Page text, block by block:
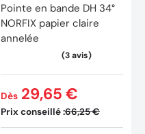
Pointe en bande DH 34°
NORFIX papier claire
annelée
Prix conseillé :66,25 €
Dès 29,65 €